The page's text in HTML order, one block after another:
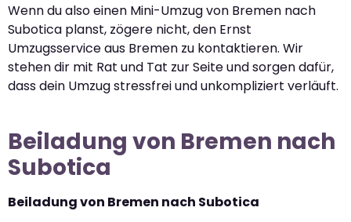
Wenn du also einen Mini-Umzug von Bremen nach
Subotica planst, zögere nicht, den Ernst
Umzugsservice aus Bremen zu kontaktieren. Wir
stehen dir mit Rat und Tat zur Seite und sorgen dafür,
dass dein Umzug stressfrei und unkompliziert verläuft.
Beiladung von Bremen nach
Subotica
Beiladung von Bremen nach Subotica